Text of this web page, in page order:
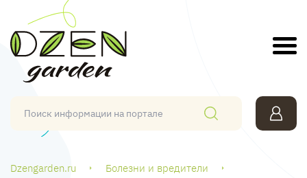
Dzengarden.ru
Болезни и вредители